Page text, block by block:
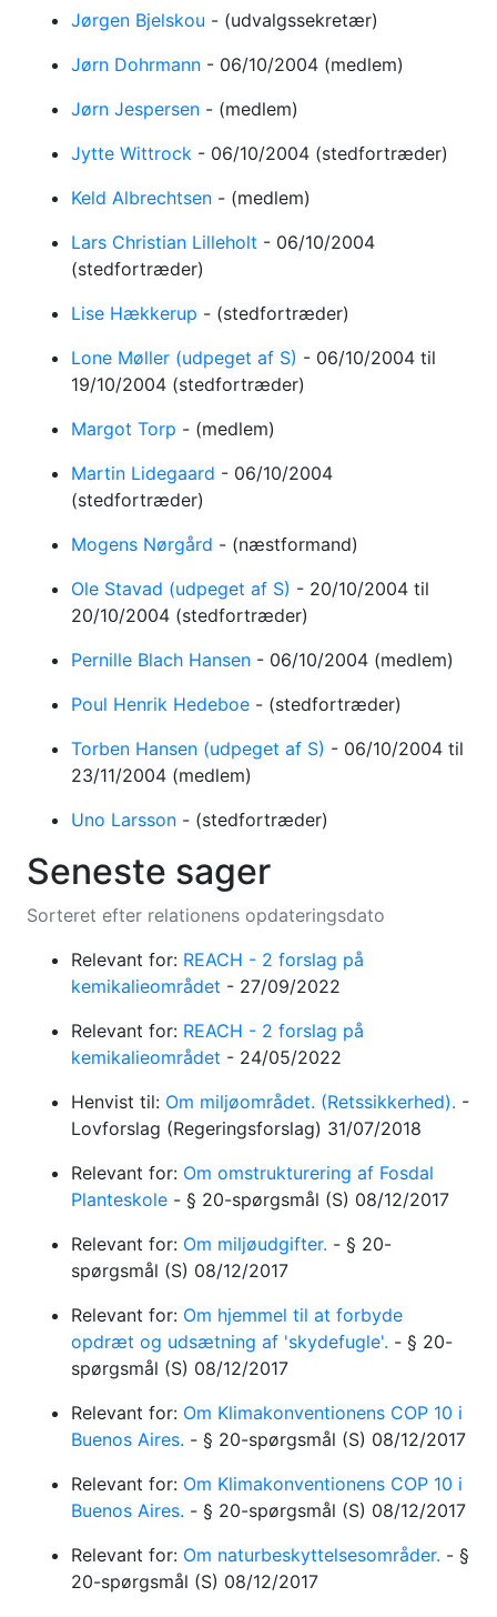
Jørgen Bjelskou - (udvalgssekretær)
Jørn Dohrmann - 06/10/2004 (medlem)
Jørn Jespersen - (medlem)
Jytte Wittrock - 06/10/2004 (stedfortræder)
Keld Albrechtsen - (medlem)
Lars Christian Lilleholt - 06/10/2004
(stedfortræder)
Lise Hækkerup - (stedfortræder)
Lone Møller (udpeget af S) - 06/10/2004 til
19/10/2004 (stedfortræder)
Margot Torp - (medlem)
Martin Lidegaard - 06/10/2004
(stedfortræder)
Mogens Nørgård - (næstformand)
Ole Stavad (udpeget af S) - 20/10/2004 til
20/10/2004 (stedfortræder)
Pernille Blach Hansen - 06/10/2004 (medlem)
Poul Henrik Hedeboe - (stedfortræder)
Torben Hansen (udpeget af S) - 06/10/2004 til
23/11/2004 (medlem)
Uno Larsson - (stedfortræder)
Seneste sager
Sorteret efter relationens opdateringsdato
Relevant for: REACH - 2 forslag på
kemikalieområdet - 27/09/2022
Relevant for: REACH - 2 forslag på
kemikalieområdet - 24/05/2022
Henvist til: Om miljøområdet. (Retssikkerhed). -
Lovforslag (Regeringsforslag) 31/07/2018
Relevant for: Om omstrukturering af Fosdal
Planteskole - § 20-spørgsmål (S) 08/12/2017
Relevant for: Om miljøudgifter. - § 20-
spørgsmål (S) 08/12/2017
Relevant for: Om hjemmel til at forbyde
opdræt og udsætning af 'skydefugle'. - § 20-
spørgsmål (S) 08/12/2017
Relevant for: Om Klimakonventionens COP 10 i
Buenos Aires. - § 20-spørgsmål (S) 08/12/2017
Relevant for: Om Klimakonventionens COP 10 i
Buenos Aires. - § 20-spørgsmål (S) 08/12/2017
Relevant for: Om naturbeskyttelsesområder. - §
20-spørgsmål (S) 08/12/2017